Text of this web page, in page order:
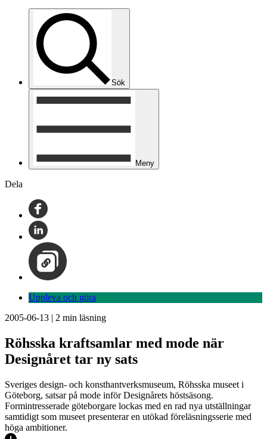
Sök
Meny
Dela
Uppleva och göra
2005-06-13 | 2 min läsning
Röhsska kraftsamlar med mode när
Designåret tar ny sats
Sveriges design- och konsthantverksmuseum, Röhsska museet i
Göteborg, satsar på mode inför Designårets höstsäsong.
Formintresserade göteborgare lockas med en rad nya utställningar
samtidigt som museet presenterar en utökad föreläsningsserie med
höga ambitioner.